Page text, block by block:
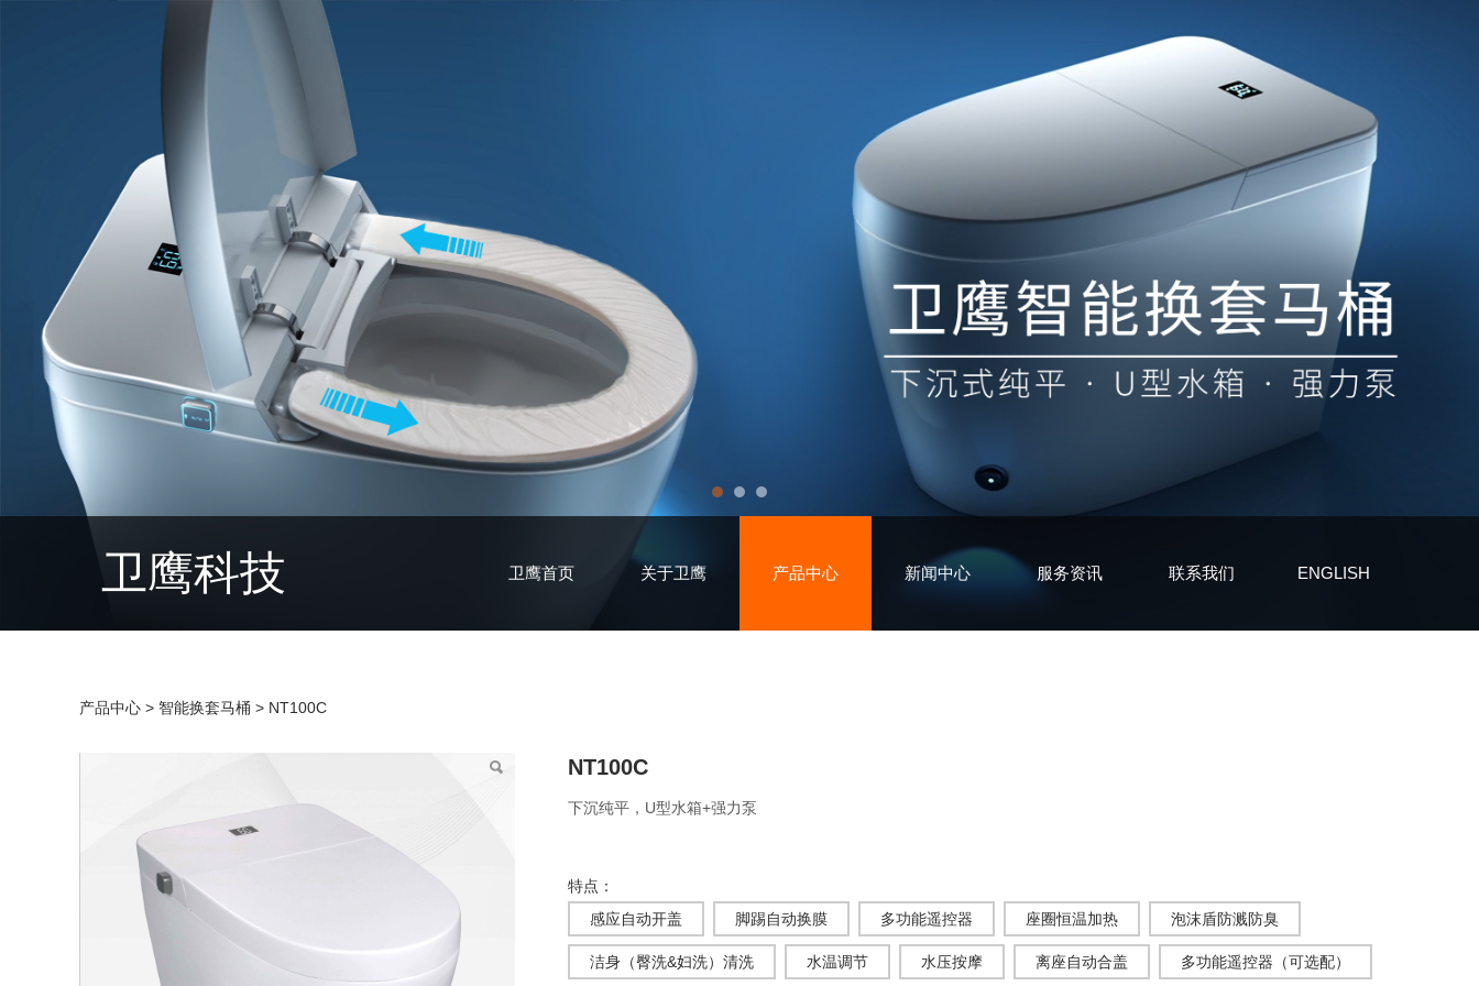
卫鹰科技 卫鹰首页 关于卫鹰 产品中心 新闻中心 服务资讯 联系我们 ENGLISH
NT100C
产品中心 > 智能换套马桶 > NT100C
NT100C
下沉纯平，U型水箱+强力泵
特点：
感应自动开盖
脚踢自动换膜 多功能遥控器 座圈恒温加热 泡沫盾防溅防臭
洁身（臀洗&妇洗）清洗 水温调节 水压按摩 离座自动合盖 多功能遥控器（可选配）